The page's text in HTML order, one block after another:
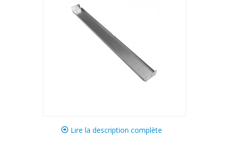
Lire la description complète